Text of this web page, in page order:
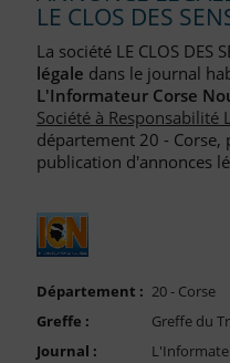
Journaux Habilités (JAL)
Départements pour la
Liste des Greffes
Liste des CCI
Compte PRO
LE CLOS DES
La société LE CLOS DES
légale dans le journal
L'Informateur Corse
Société à Responsabilité
département 20 -
publication d'annonces
Département : 20 - Corse
Greffe :
Greffe du
Journal :